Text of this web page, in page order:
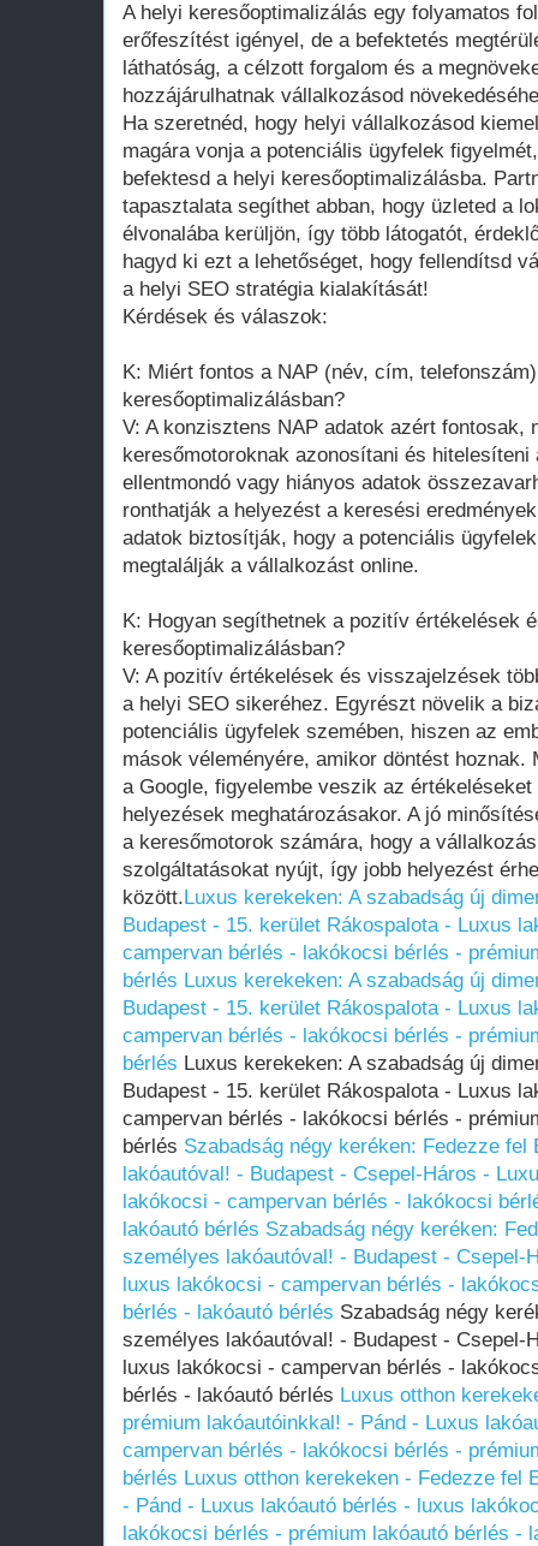
A helyi keresőoptimalizálás egy folyamatos
erőfeszítést igényel, de a befektetés
láthatóság, a célzott forgalom és a
hozzájárulhatnak vállalkozásod
Ha szeretnéd, hogy helyi vállalkozásod
magára vonja a potenciális ügyfelek
befektesd a helyi keresőoptimalizálásba.
tapasztalata segíthet abban, hogy üzleted a
élvonalába kerüljön, így több látogatót,
hagyd ki ezt a lehetőséget, hogy fellendítsd
a helyi SEO stratégia kialakítását!
Kérdések és válaszok:
K: Miért fontos a NAP (név, cím,
keresőoptimalizálásban?
V: A konzisztens NAP adatok azért fontosak,
keresőmotoroknak azonosítani és
ellentmondó vagy hiányos adatok
ronthatják a helyezést a keresési
adatok biztosítják, hogy a potenciális
megtalálják a vállalkozást online.
K: Hogyan segíthetnek a pozitív értékelések
keresőoptimalizálásban?
V: A pozitív értékelések és visszajelzések
a helyi SEO sikeréhez. Egyrészt növelik a
potenciális ügyfelek szemében, hiszen az
mások véleményére, amikor döntést
a Google, figyelembe veszik az
helyezések meghatározásakor. A jó
a keresőmotorok számára, hogy a
szolgáltatásokat nyújt, így jobb helyezést
között.Luxus kerekeken: A szabadság új
Budapest - 15. kerület Rákospalota - Luxus
campervan bérlés - lakókocsi bérlés -
bérlés Luxus kerekeken: A szabadság új
Budapest - 15. kerület Rákospalota - Luxus
campervan bérlés - lakókocsi bérlés -
bérlés Luxus kerekeken: A szabadság új
Budapest - 15. kerület Rákospalota - Luxus
campervan bérlés - lakókocsi bérlés -
bérlés Szabadság négy keréken: Fedezze fel
lakóautóval! - Budapest - Csepel-Háros -
lakókocsi - campervan bérlés - lakókocsi
lakóautó bérlés Szabadság négy keréken:
személyes lakóautóval! - Budapest - Csepel-
luxus lakókocsi - campervan bérlés -
bérlés - lakóautó bérlés Szabadság négy
személyes lakóautóval! - Budapest - Csepel-
luxus lakókocsi - campervan bérlés -
bérlés - lakóautó bérlés Luxus otthon
prémium lakóautóinkkal! - Pánd - Luxus
campervan bérlés - lakókocsi bérlés -
bérlés Luxus otthon kerekeken - Fedezze fel
- Pánd - Luxus lakóautó bérlés - luxus
lakókocsi bérlés - prémium lakóautó bérlés -